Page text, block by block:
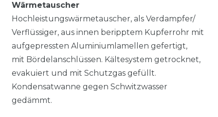
Wärmetauscher
Hochleistungswärmetauscher, als Verdampfer/
Verflüssiger, aus innen beripptem Kupferrohr mit
aufgepressten Aluminiumlamellen gefertigt,
mit Bördelanschlüssen. Kältesystem getrocknet,
evakuiert und mit Schutzgas gefüllt.
Kondensatwanne gegen Schwitzwasser
gedämmt.